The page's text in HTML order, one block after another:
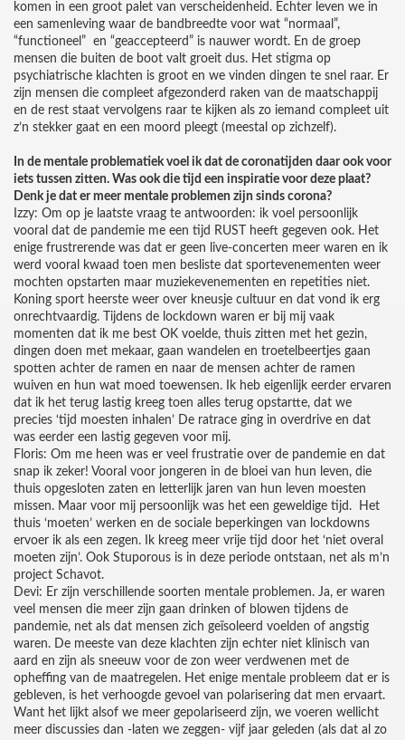
komen in een groot palet van verscheidenheid. Echter leven we in
een samenleving waar de bandbreedte voor wat “normaal”,
“functioneel” en “geaccepteerd” is nauwer wordt. En de groep
mensen die buiten de boot valt groeit dus. Het stigma op
psychiatrische klachten is groot en we vinden dingen te snel raar. Er
zijn mensen die compleet afgezonderd raken van de maatschappij
en de rest staat vervolgens raar te kijken als zo iemand compleet uit
z’n stekker gaat en een moord pleegt (meestal op zichzelf).
In de mentale problematiek voel ik dat de coronatijden daar ook voor
iets tussen zitten. Was ook die tijd een inspiratie voor deze plaat?
Denk je dat er meer mentale problemen zijn sinds corona?
Izzy: Om op je laatste vraag te antwoorden: ik voel persoonlijk
vooral dat de pandemie me een tijd RUST heeft gegeven ook. Het
enige frustrerende was dat er geen live-concerten meer waren en ik
werd vooral kwaad toen men besliste dat sportevenementen weer
mochten opstarten maar muziekevenementen en repetities niet.
Koning sport heerste weer over kneusje cultuur en dat vond ik erg
onrechtvaardig. Tijdens de lockdown waren er bij mij vaak
momenten dat ik me best OK voelde, thuis zitten met het gezin,
dingen doen met mekaar, gaan wandelen en troetelbeertjes gaan
spotten achter de ramen en naar de mensen achter de ramen
wuiven en hun wat moed toewensen. Ik heb eigenlijk eerder ervaren
dat ik het terug lastig kreeg toen alles terug opstartte, dat we
precies ‘tijd moesten inhalen’ De ratrace ging in overdrive en dat
was eerder een lastig gegeven voor mij.
Floris: Om me heen was er veel frustratie over de pandemie en dat
snap ik zeker! Vooral voor jongeren in de bloei van hun leven, die
thuis opgesloten zaten en letterlijk jaren van hun leven moesten
missen. Maar voor mij persoonlijk was het een geweldige tijd. Het
thuis ‘moeten’ werken en de sociale beperkingen van lockdowns
ervoer ik als een zegen. Ik kreeg meer vrije tijd door het ‘niet overal
moeten zijn’. Ook Stuporous is in deze periode ontstaan, net als m’n
project Schavot.
Devi: Er zijn verschillende soorten mentale problemen. Ja, er waren
veel mensen die meer zijn gaan drinken of blowen tijdens de
pandemie, net als dat mensen zich geïsoleerd voelden of angstig
waren. De meeste van deze klachten zijn echter niet klinisch van
aard en zijn als sneeuw voor de zon weer verdwenen met de
opheffing van de maatregelen. Het enige mentale probleem dat er is
gebleven, is het verhoogde gevoel van polarisering dat men ervaart.
Want het lijkt alsof we meer gepolariseerd zijn, we voeren wellicht
meer discussies dan -laten we zeggen- vijf jaar geleden (als dat al zo